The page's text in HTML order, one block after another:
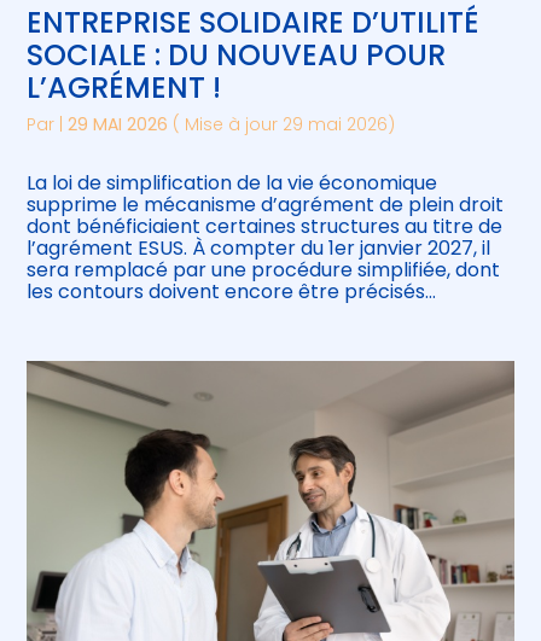
ENTREPRISE SOLIDAIRE D’UTILITÉ
SOCIALE : DU NOUVEAU POUR
L’AGRÉMENT !
Par |29 MAI 2026 ( Mise à jour 29 mai 2026)
La loi de simplification de la vie économique
supprime le mécanisme d’agrément de plein droit
dont bénéficiaient certaines structures au titre de
l’agrément ESUS. À compter du 1er janvier 2027, il
sera remplacé par une procédure simplifiée, dont
les contours doivent encore être précisés…